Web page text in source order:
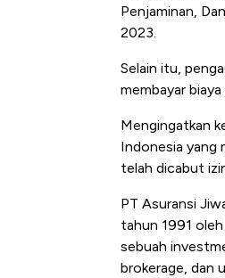
Penjaminan,
2023.
Selain itu,
membayar
Mengingatkan
Indonesia yang
telah dicabut
PT Asuransi
tahun 1991
sebuah
brokerage, dan